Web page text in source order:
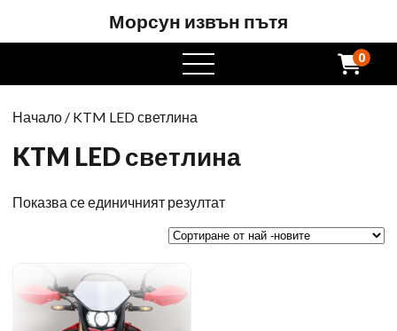
Морсун извън пътя
Отворете
менюто
0
Начало / KTM LED светлина
KTM LED светлина
Показва се единичният резултат